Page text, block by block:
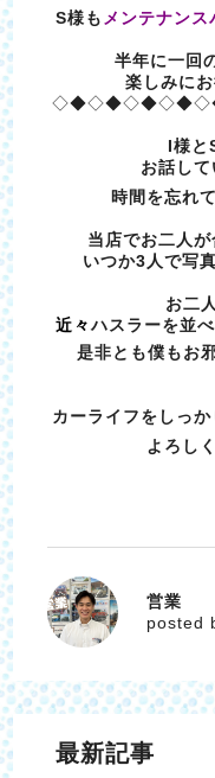
S様も メンテナンス
半年に一回
楽しみに
I様と
お話し
時間を忘れ
当店でお二人が
いつか3人で写
お二
近々ハスラーを並
是非とも僕もお
カーライフをしっ
よろし
さいとう
営業
posted
最新記事